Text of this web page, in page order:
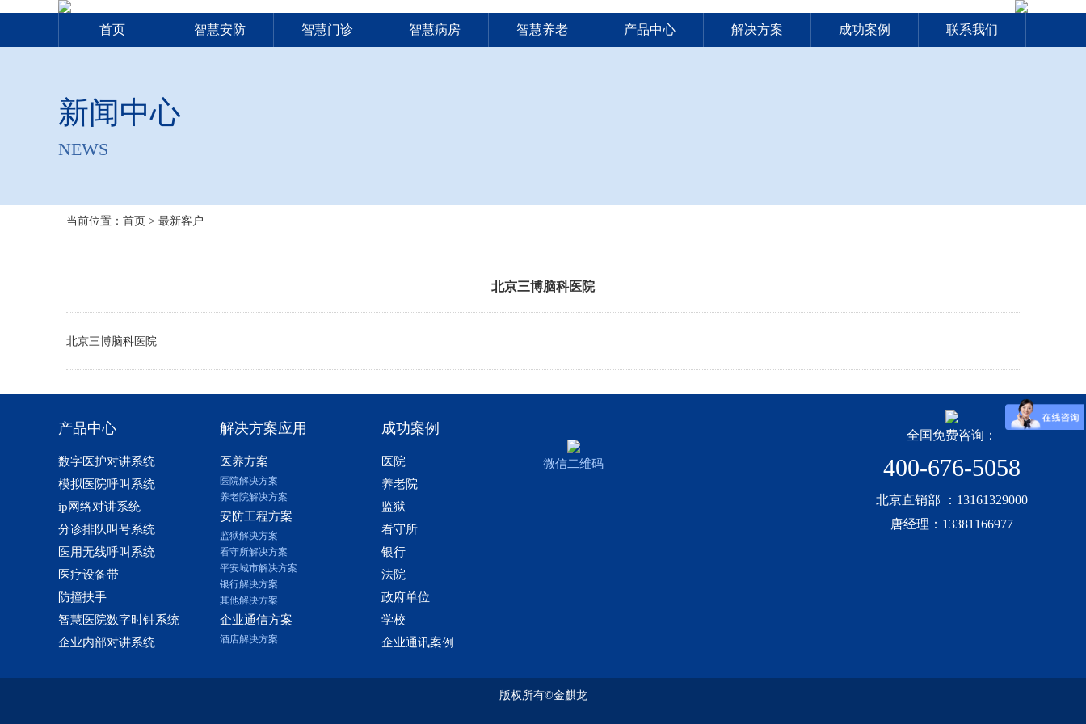
首页 智慧安防 智慧门诊 智慧病房 智慧养老 产品中心 解决方案 成功案例 联系我们
新闻中心
NEWS
当前位置： 首页 > 最新客户
北京三博脑科医院
北京三博脑科医院
产品中心
数字医护对讲系统
模拟医院呼叫系统
ip网络对讲系统
分诊排队叫号系统
医用无线呼叫系统
医疗设备带
防撞扶手
智慧医院数字时钟系统
企业内部对讲系统
解决方案应用
医养方案
医院解决方案
养老院解决方案
安防工程方案
监狱解决方案
看守所解决方案
平安城市解决方案
银行解决方案
其他解决方案
企业通信方案
酒店解决方案
成功案例
医院
养老院
监狱
看守所
银行
法院
政府单位
学校
企业通讯案例
微信二维码
全国免费咨询：
400-676-5058
北京直销部 ：13161329000
唐经理：13381166977
版权所有©金麒龙